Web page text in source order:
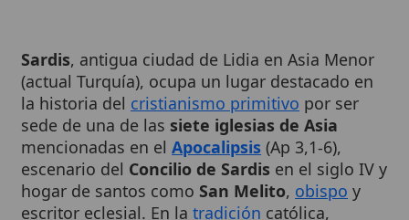
la historia delcristianismo primitivopor ser
sede de una de lassiete iglesias de Asia
mencionadas en elApocalipsis(Ap 3,1-6),
escenario del Concilio de Sardisen el siglo IV y
hogar de santos comoSan Melito,obispoy
escritor eclesial. En latradicióncatólica,
representa un llamado a la vigilancia espiritual
y lapurezadoctrinal, con interpretaciones